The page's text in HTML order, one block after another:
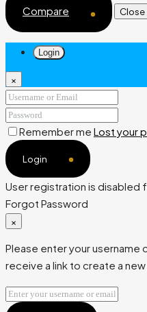
Compare Close
Login
×
Remember me Lost your
Login
User registration is disabled
Forgot Password
×
Please enter your username
receive a link to create a new